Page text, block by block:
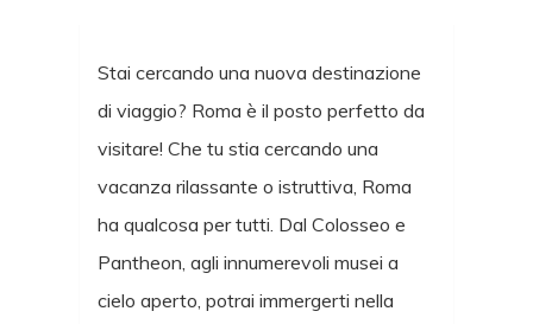
Stai cercando una nuova destinazione
di viaggio? Roma è il posto perfetto da
visitare! Che tu stia cercando una
vacanza rilassante o istruttiva, Roma
ha qualcosa per tutti. Dal Colosseo e
Pantheon, agli innumerevoli musei a
cielo aperto, potrai immergerti nella